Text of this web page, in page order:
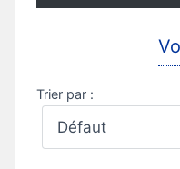
Trier par :